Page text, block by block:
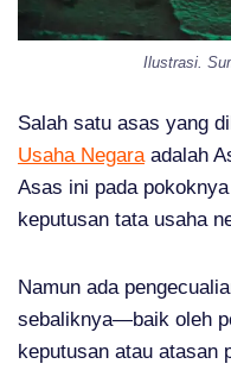
Ilustrasi.
Salah satu asas yang
Usaha Negaraadalah
Asas ini pada
keputusan tata usaha
Namun ada
sebaliknya—baik oleh
keputusan atau atasan